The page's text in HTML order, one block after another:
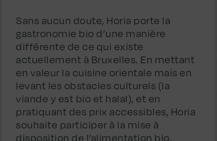
Sans aucun doute, Horia porte la
gastronomie bio d’une manière
différente de ce qui existe
actuellement à Bruxelles. En mettant
en valeur la cuisine orientale mais en
levant les obstacles culturels (la
viande y est bio et halal), et en
pratiquant des prix accessibles, Horia
souhaite participer à la mise à
disposition de l’alimentation bio,